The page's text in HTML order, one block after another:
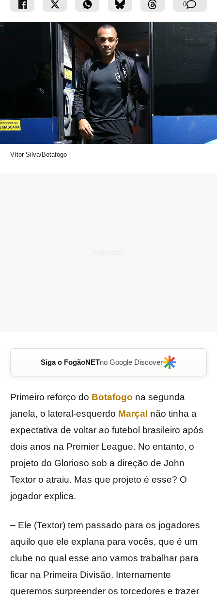
0
Vítor Silva/Botafogo
Siga o FogãoNETno Google Discover
Primeiro reforço do Botafogo na segunda
janela, o lateral-esquerdo Marçal não tinha a
expectativa de voltar ao futebol brasileiro após
dois anos na Premier League. No entanto, o
projeto do Glorioso sob a direção de John
Textor o atraiu. Mas que projeto é esse? O
jogador explica.
– Ele (Textor) tem passado para os jogadores
aquilo que ele explana para vocês, que é um
clube no qual esse ano vamos trabalhar para
ficar na Primeira Divisão. Internamente
queremos surpreender os torcedores e trazer